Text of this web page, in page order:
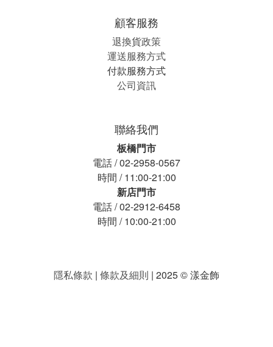
顧客服務
退換貨政策
運送服務方式
付款服務方式
公司資訊
聯絡我們
板橋門市
電話 / 02-2958-0567
時間 / 11:00-21:00
新店門市
電話 / 02-2912-6458
時間 / 10:00-21:00
隱私條款 | 條款及細則 | 2025 © 漾金飾